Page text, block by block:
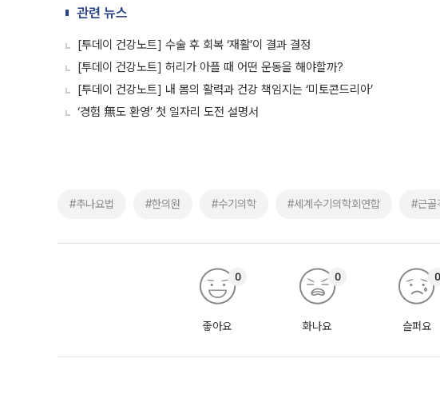
관련 뉴스
[투데이 건강노트] 수술 후 회복 ‘재활’이 결과 결정
[투데이 건강노트] 허리가 아플 때 어떤 운동을 해야할까?
[투데이 건강노트] 내 몸의 활력과 건강 책임지는 ‘미토콘드리아’
‘경험 無도 환영’ 첫 일자리 도전 설명서
#추나요법 #한의원 #수기의학 #세계수기의학회연합 #근골
좋아요
0
화나요
0
슬퍼요
0